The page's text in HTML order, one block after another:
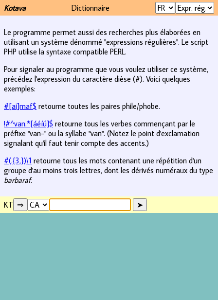
Kotava Dictionnaire
Le programme permet aussi des recherches plus élaborées en
utilisant un système dénommé "expressions régulières". Le script
PHP utilise la syntaxe compatible PERL.
Pour signaler au programme que vous voulez utiliser ce système,
précédez l'expression du caractère dièse (#). Voici quelques
exemples:
#[ai]maf$ retourne toutes les paires phile/phobe.
!#^van.*[áéíú]$ retourne tous les verbes commençant par le
préfixe "van-" ou la syllabe "van". (Notez le point d'exclamation
signalant qu'il faut tenir compte des accents.)
#(.{3,})\1 retourne tous les mots contenant une répétition d'un
groupe d'au moins trois lettres, dont les dérivés numéraux du type
barbaraf.
KT